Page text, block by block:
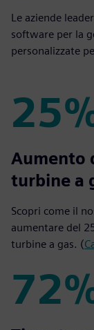
Le aziende
software per la
personalizzate
25%
Aumento
turbine a
Scopri come il
aumentare del
turbine a gas. (